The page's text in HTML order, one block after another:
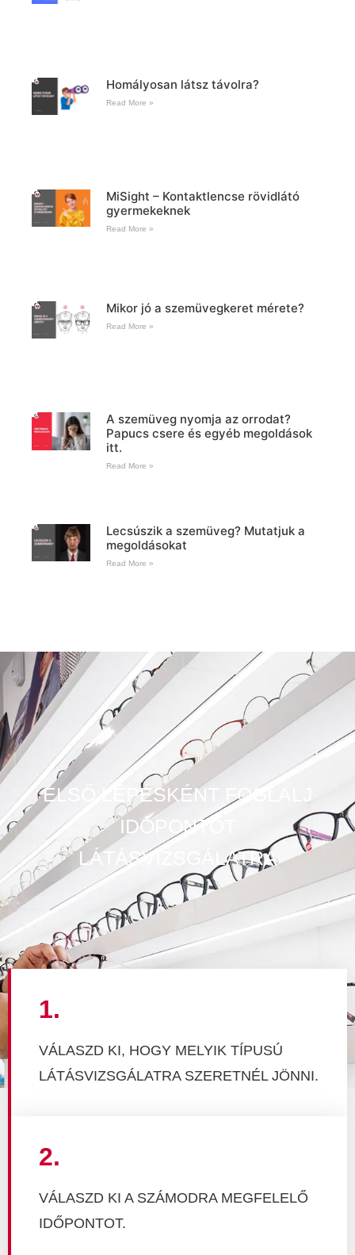
Homályosan látsz távolra?
Read More »
MiSight – Kontaktlencse rövidlátó
gyermekeknek
Read More »
Mikor jó a szemüvegkeret mérete?
Read More »
A szemüveg nyomja az orrodat?
Papucs csere és egyéb megoldások
itt.
Read More »
Lecsúszik a szemüveg? Mutatjuk a
megoldásokat
Read More »
ELSŐ LÉPÉSKÉNT FOGLALJ
IDŐPONTOT
LÁTÁSVIZSGÁLATRA
1.
VÁLASZD KI, HOGY MELYIK TÍPUSÚ
LÁTÁSVIZSGÁLATRA SZERETNÉL JÖNNI.
2.
VÁLASZD KI A SZÁMODRA MEGFELELŐ
IDŐPONTOT.